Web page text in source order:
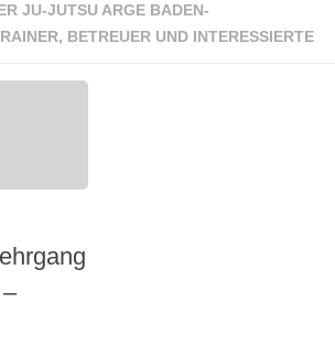
JU-JUTSU ARGE BADEN-
BETREUER UND INTERESSIERTE